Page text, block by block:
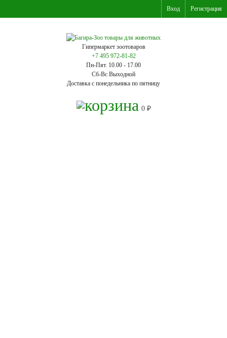
Вход Регистрация
Гипермаркет зоотоваров
+7 495 972-81-82
Пн-Пят. 10.00 - 17.00
Сб-Вс Выходной
Доставка с понедельника по пятницу
0 ₽